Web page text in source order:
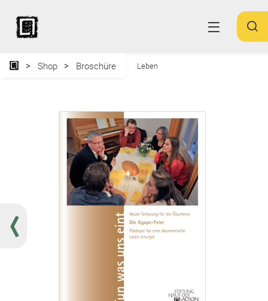
Shop Broschüre Leben